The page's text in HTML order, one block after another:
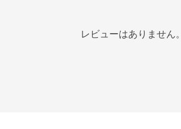
レビューはありません。